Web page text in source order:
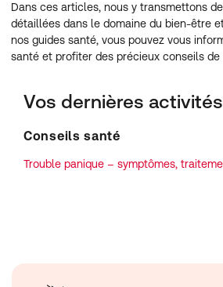
Dans ces articles, nous y transmettons
détaillées dans le domaine du bien-être
nos guides santé, vous pouvez vous
santé et profiter des précieux conseils de
Vos dernières activités
Conseils santé
Trouble panique – symptômes,